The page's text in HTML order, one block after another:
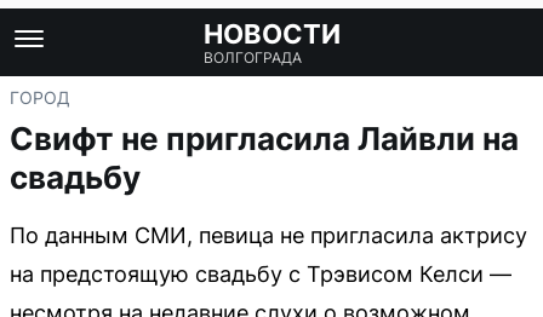
НОВОСТИ
ВОЛГОГРАДА
ГОРОД
Свифт не пригласила Лайвли на
свадьбу
По данным СМИ, певица не пригласила актрису
на предстоящую свадьбу с Трэвисом Келси —